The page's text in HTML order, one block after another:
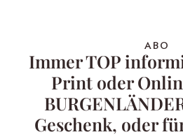
ABO
Immer TOP
Print oder
Geschenk, oder